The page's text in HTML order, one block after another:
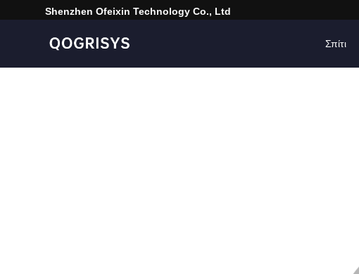
Shenzhen Ofeixin Technology Co., Ltd
Σπίτι